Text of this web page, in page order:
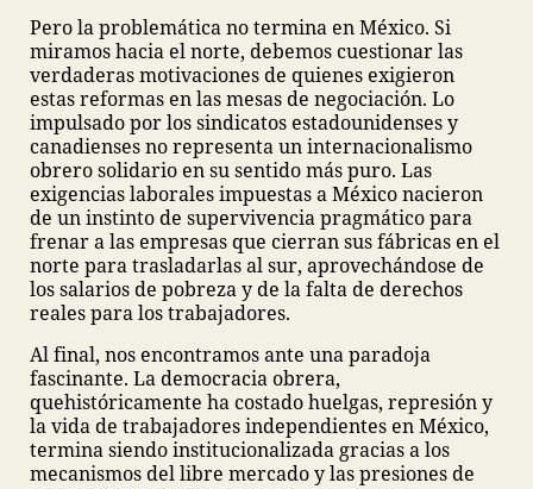
Pero la problemática no termina en México. Si
miramos hacia el norte, debemos cuestionar las
verdaderas motivaciones de quienes exigieron
estas reformas en las mesas de negociación. Lo
impulsado por los sindicatos estadounidenses y
canadienses no representa un internacionalismo
obrero solidario en su sentido más puro. Las
exigencias laborales impuestas a México nacieron
de un instinto de supervivencia pragmático para
frenar a las empresas que cierran sus fábricas en el
norte para trasladarlas al sur, aprovechándose de
los salarios de pobreza y de la falta de derechos
reales para los trabajadores.
Al final, nos encontramos ante una paradoja
fascinante. La democracia obrera,
quehistóricamente ha costado huelgas, represión y
la vida de trabajadores independientes en México,
termina siendo institucionalizada gracias a los
mecanismos del libre mercado y las presiones de